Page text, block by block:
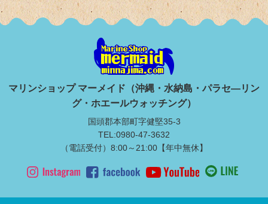
マリンショップ マーメイド（沖縄・水納島・パラセ―リン
グ・ホエールウォッチング）
国頭郡本部町字健堅35-3
TEL:0980-47-3632
（電話受付）8:00～21:00【年中無休】